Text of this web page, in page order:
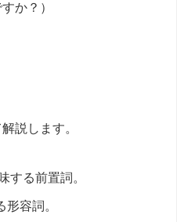
か？）
説します。
する前置詞。
容詞。